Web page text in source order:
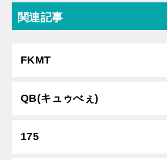
関連記事
FKMT
QB(キュゥべぇ)
175